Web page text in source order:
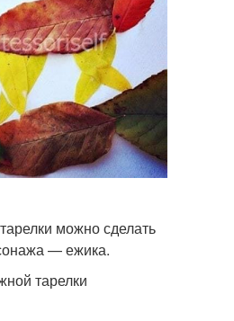
можно сделать
— ежика.
тарелки